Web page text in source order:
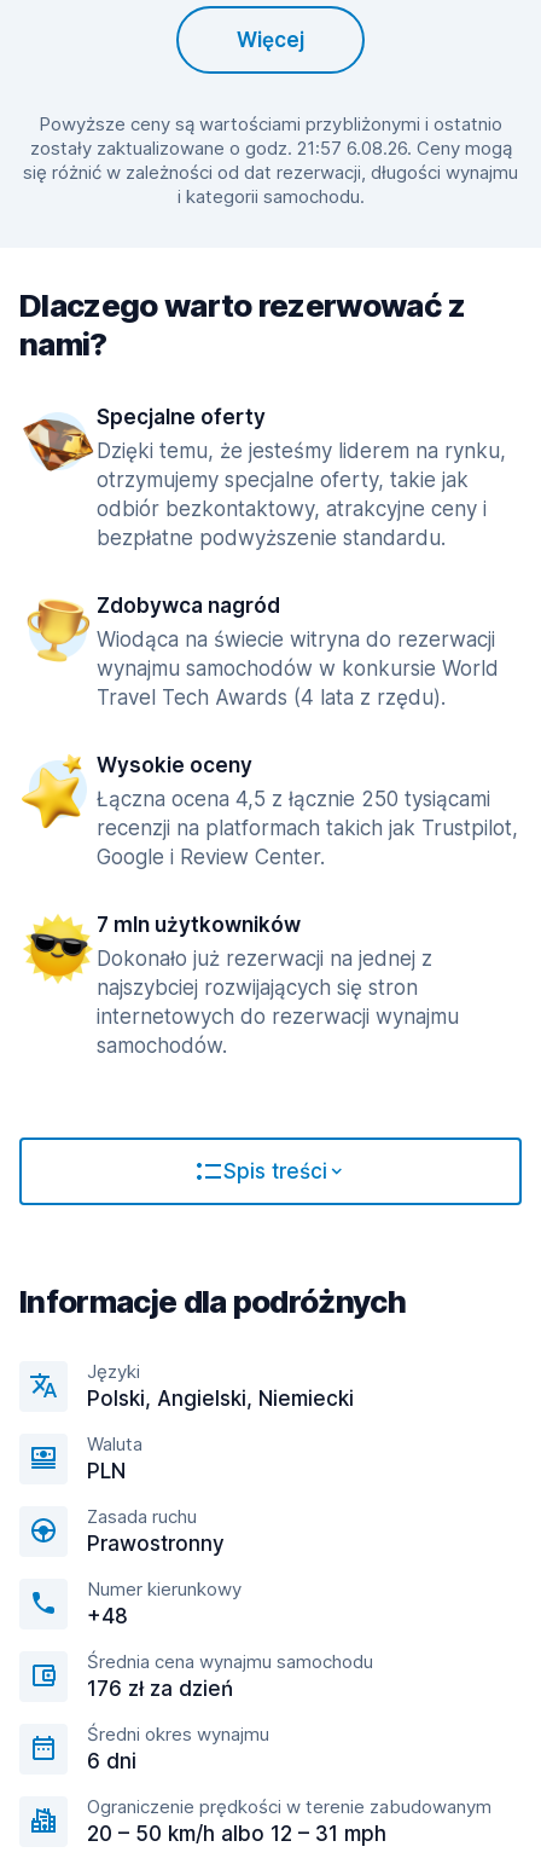
Więcej
Powyższe ceny są wartościami przybliżonymi i ostatnio
zostały zaktualizowane o godz. 21:57 6.08.26. Ceny mogą
się różnić w zależności od dat rezerwacji, długości wynajmu
i kategorii samochodu.
Dlaczego warto rezerwować z
nami?
Specjalne oferty
Dzięki temu, że jesteśmy liderem na rynku,
otrzymujemy specjalne oferty, takie jak
odbiór bezkontaktowy, atrakcyjne ceny i
bezpłatne podwyższenie standardu.
Zdobywca nagród
Wiodąca na świecie witryna do rezerwacji
wynajmu samochodów w konkursie World
Travel Tech Awards (4 lata z rzędu).
Wysokie oceny
Łączna ocena 4,5 z łącznie 250 tysiącami
recenzji na platformach takich jak Trustpilot,
Google i Review Center.
7 mln użytkowników
Dokonało już rezerwacji na jednej z
najszybciej rozwijających się stron
internetowych do rezerwacji wynajmu
samochodów.
Spis treści
Informacje dla podróżnych
Języki
Polski, Angielski, Niemiecki
Waluta
PLN
Zasada ruchu
Prawostronny
Numer kierunkowy
+48
Średnia cena wynajmu samochodu
176 zł za dzień
Średni okres wynajmu
6 dni
Ograniczenie prędkości w terenie zabudowanym
20 – 50 km/h albo 12 – 31 mph